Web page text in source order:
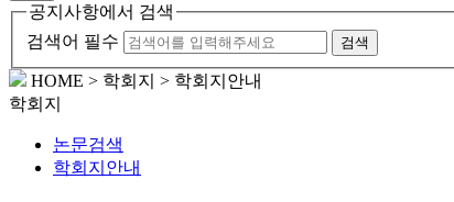
공지사항에서 검색
검색어 필수
검색
HOME > 학회지 > 학회지안내
학회지
논문검색
학회지안내